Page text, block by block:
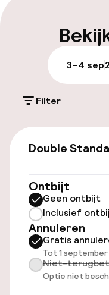
Parkeren &
(buiten)
€ 18,00 per dag
Oplaadpunt
locatie
Toegankelijkheid
Lift
3–4 sep
Filter
Double
Ontbijt
Geen ontbijt
Inclusief
Annuleren
Gratis
Tot 1 september
Niet-
Optie niet